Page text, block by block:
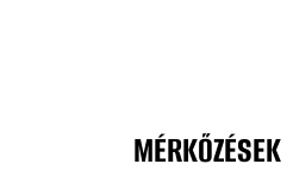
MÉRKŐZÉSEK